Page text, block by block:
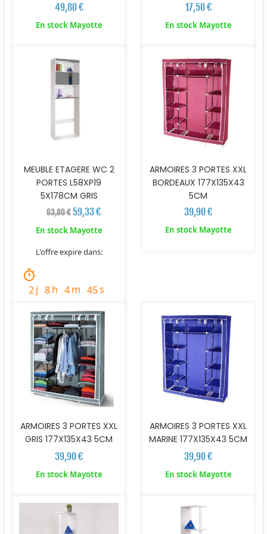
49,80 €
En stock Mayotte
17,50 €
En stock Mayotte
MEUBLE ETAGERE WC 2
PORTES L58XP19
5X178CM GRIS
63,80 € 59,33 €
En stock Mayotte
L'offre expire dans:
timer
2j 8h 4m 43s
ARMOIRES 3 PORTES XXL
BORDEAUX 177X135X43
5CM
39,90 €
En stock Mayotte
ARMOIRES 3 PORTES XXL
GRIS 177X135X43 5CM
39,90 €
En stock Mayotte
ARMOIRES 3 PORTES XXL
MARINE 177X135X43 5CM
39,90 €
En stock Mayotte